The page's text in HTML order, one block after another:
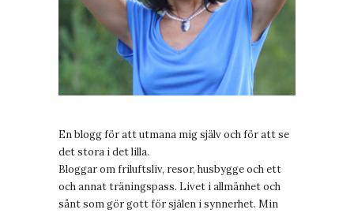
En blogg för att utmana mig själv och för att se
det stora i det lilla.
Bloggar om friluftsliv, resor, husbygge och ett
och annat träningspass. Livet i allmänhet och
sånt som gör gott för själen i synnerhet. Min